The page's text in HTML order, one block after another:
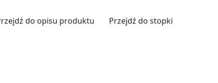
do opisu produktu Przejdź do stopki